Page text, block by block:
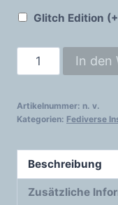
Glitch Edition
Mastodon
Pro
In den
Artikelnummer: n. v.
Kategorien: Fediverse
Beschreibung
Zusätzliche